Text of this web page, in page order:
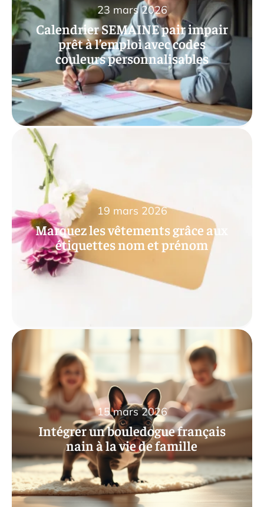
Calendrier SEMAINE pair impair
prêt à l’emploi avec codes
couleurs personnalisables
23 mars 2026
Marquez les vêtements grâce aux
étiquettes nom et prénom
19 mars 2026
Intégrer un bouledogue français
nain à la vie de famille
15 mars 2026